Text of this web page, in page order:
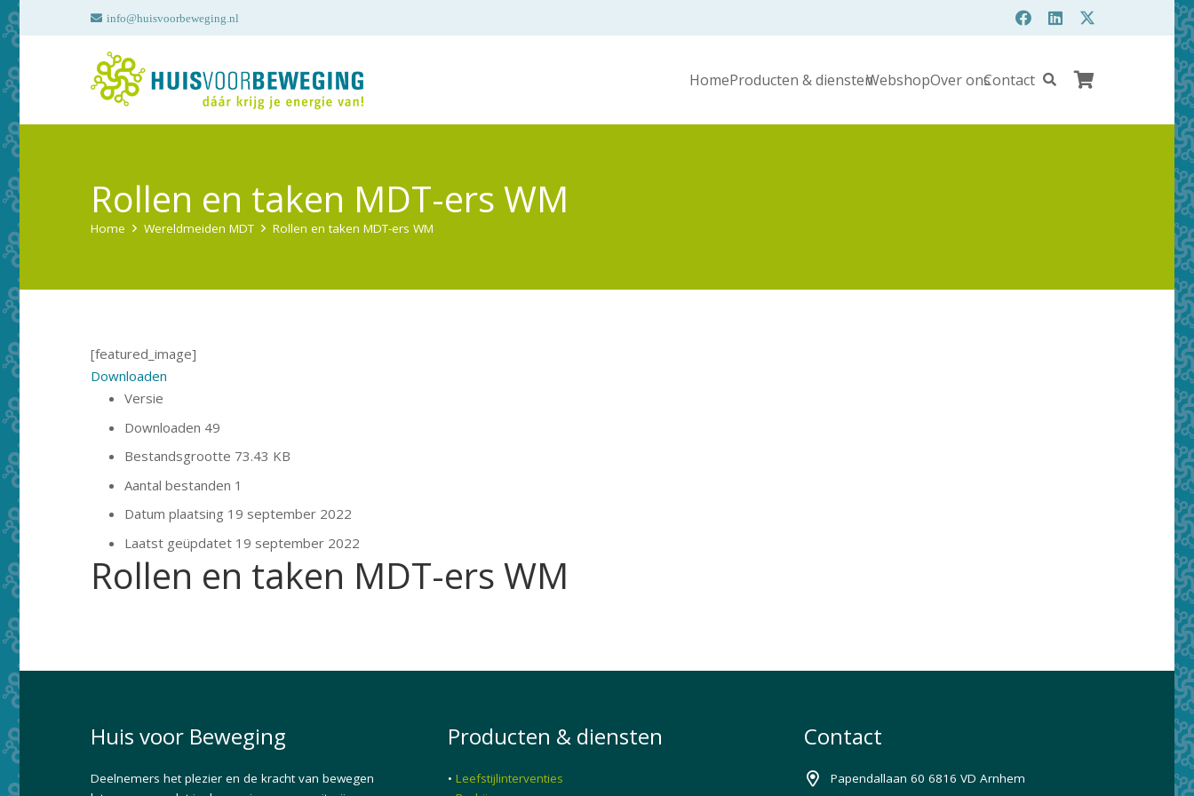
info@huisvoorbeweging.nl
HomeProducten & dienstenWebshopOver onsContact
Rollen en taken MDT-ers WM
Home Wereldmeiden MDT Rollen en taken MDT-ers WM
[featured_image]
Downloaden
Versie
Downloaden 49
Bestandsgrootte 73.43 KB
Aantal bestanden 1
Datum plaatsing 19 september 2022
Laatst geüpdatet 19 september 2022
Rollen en taken MDT-ers WM
Huis voor Beweging
Deelnemers het plezier en de kracht van bewegen
Producten & diensten
• Leefstijlinterventies
Contact
Papendallaan 60 6816 VD Arnhem